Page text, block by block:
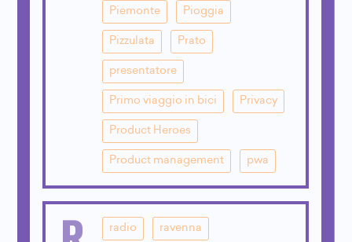
Piemonte Pioggia
Pizzulata Prato
presentatore
Primo viaggio in bici Privacy
Product Heroes
Product management pwa
radio ravenna